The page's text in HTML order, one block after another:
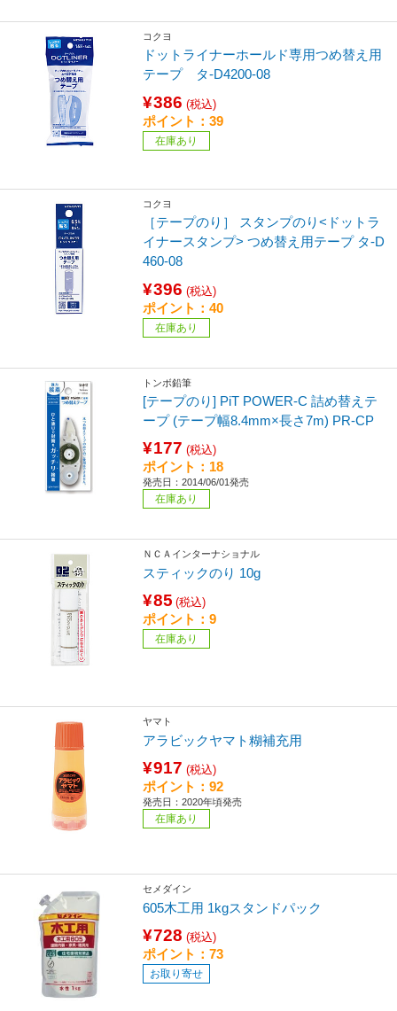
コクヨ
ドットライナーホールド専用つめ替え用
テープ タ-D4200-08
¥386 (税込)
ポイント：39
在庫あり
コクヨ
［テープのり］ スタンプのり<ドットラ
イナースタンプ> つめ替え用テープ タ-D
460-08
¥396 (税込)
ポイント：40
在庫あり
トンボ鉛筆
[テープのり] PiT POWER-C 詰め替えテ
ープ (テープ幅8.4mm×長さ7m) PR-CP
¥177 (税込)
ポイント：18
発売日：2014/06/01発売
在庫あり
ＮＣＡインターナショナル
スティックのり 10g
¥85 (税込)
ポイント：9
在庫あり
ヤマト
アラビックヤマト糊補充用
¥917 (税込)
ポイント：92
発売日：2020年頃発売
在庫あり
セメダイン
605木工用 1kgスタンドパック
¥728 (税込)
ポイント：73
お取り寄せ